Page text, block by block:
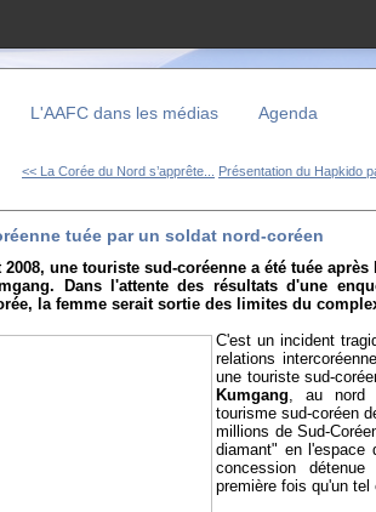
L'AAFC dans les médias Agenda
<< La Corée du Nord s’apprête... Présentation du Hapkido
tuée par un soldat nord-coréen
une touriste sud-coréenne a été tuée
Dans l'attente des résultats d'une
la femme serait sortie des limites du
C'est un incident
relations
une touriste sud-
Kumgang, au nord
tourisme sud-coréen
millions de Sud-
diamant" en l'espace
concession
première fois qu'un